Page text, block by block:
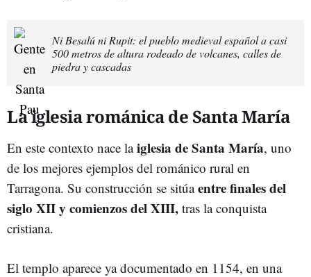
Ni Besalú ni Rupit: el pueblo medieval español a casi
500 metros de altura rodeado de volcanes, calles de
piedra y cascadas
La iglesia románica de Santa María
En este contexto nace laiglesia de Santa María, uno
de los mejores ejemplos del románico rural en
Tarragona. Su construcción se sitúaentre finales del
siglo XII y comienzos del XIII, tras la conquista
cristiana.
El templo aparece ya documentado en 1154, en una